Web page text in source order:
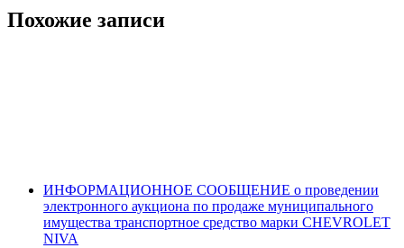
Похожие записи
ИНФОРМАЦИОННОЕ СООБЩЕНИЕ о проведении
электронного аукциона по продаже муниципального
имущества транспортное средство марки CHEVROLET
NIVA